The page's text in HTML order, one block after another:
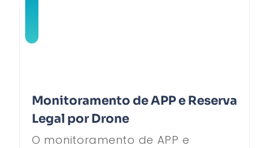
Monitoramento de APP e Reserva
Legal por Drone
O monitoramento de APP e